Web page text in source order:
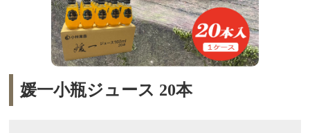
媛一小瓶ジュース 20本